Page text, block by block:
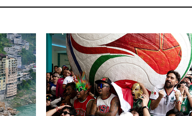
Финляндии приходит в
без российских
вчера, 18:35В
аэропорту Геленджика
введены ограничения
вчера, 18:21Зюганов
присоединился к
«Яблока»